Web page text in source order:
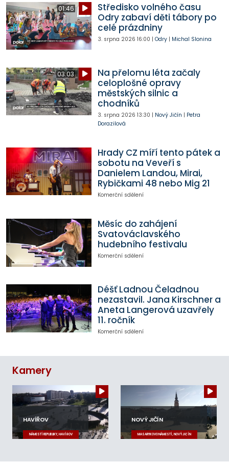
01:46
Středisko volného času
Odry zabaví děti tábory po
celé prázdniny
3. srpna 2026 16:00 | Odry| Michal Slonina
03:03
Na přelomu léta začaly
celoplošné opravy
městských silnic a
chodníků
3. srpna 2026 13:30 | Nový Jičín | Petra
Dorazilová
Hrady CZ míří tento pátek a
sobotu na Veveří s
Danielem Landou, Mirai,
Rybičkami 48 nebo Mig 21
Komerční sdělení
Měsíc do zahájení
Svatováclavského
hudebního festivalu
Komerční sdělení
Déšť Ladnou Čeladnou
nezastavil. Jana Kirschner a
Aneta Langerová uzavřely
11. ročník
Komerční sdělení
Kamery
HAVÍŘOV
NÁMĚSTÍ REPUBLIKY, HAVÍŘOV
NOVÝ JIČÍN
MASARYKOVO NÁMĚSTÍ, NOVÝ JIČÍN